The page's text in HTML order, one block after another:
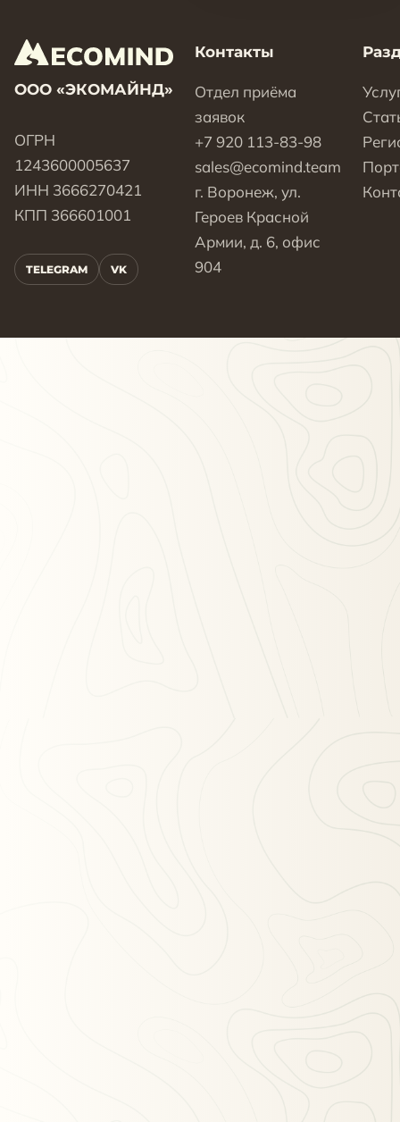
ООО «ЭКОМАЙНД»
ОГРН
1243600005637
ИНН 3666270421
КПП 366601001
TELEGRAM VK
Контакты
Отдел приёма
заявок
+7 920 113-83-98
sales@ecomind.team
г. Воронеж, ул.
Героев Красной
Армии, д. 6, офис
904